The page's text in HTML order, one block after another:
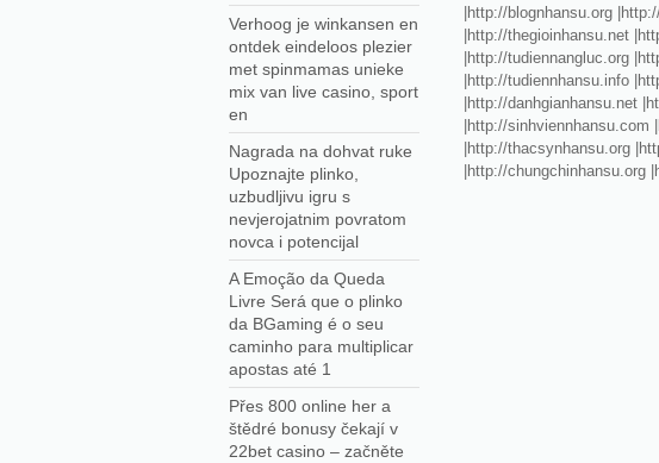
|http://blognhansu.org
|http://thegioinhansu.net
|http://tudiennangluc.org
|http://tudiennhansu.info
|http://danhgianhansu.net
|http://
|http://thacsynhansu.org
|http://chungchinhansu.org
Verhoog je winkansen en
ontdek eindeloos plezier
met spinmamas unieke
mix van live casino, sport
en
Nagrada na dohvat ruke
Upoznajte plinko,
uzbudljivu igru s
nevjerojatnim povratom
novca i potencijal
A Emoção da Queda
Livre Será que o plinko
da BGaming é o seu
caminho para multiplicar
apostas até 1
Přes 800 online her a
štědré bonusy čekají v
22bet casino – začněte